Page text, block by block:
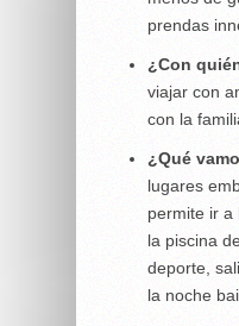
prendas
¿Con
viajar con
con la
¿Qué
lugares
permite ir a
la piscina
deporte,
la noche